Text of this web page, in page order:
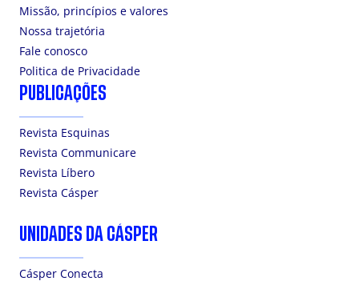
Missão, princípios e valores
Nossa trajetória
Fale conosco
Politica de Privacidade
PUBLICAÇÕES
Revista Esquinas
Revista Communicare
Revista Líbero
Revista Cásper
UNIDADES DA CÁSPER
Cásper Conecta